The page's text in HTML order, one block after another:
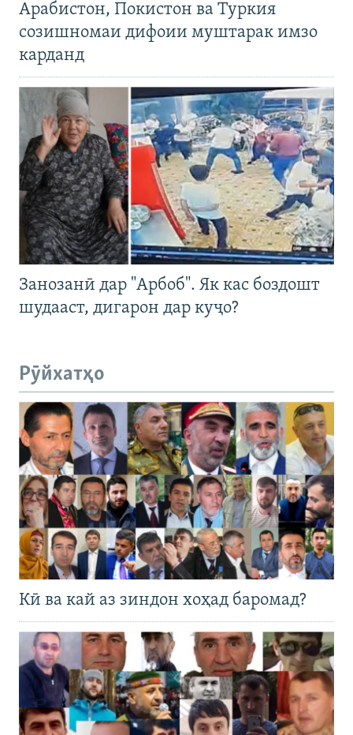
Арабистон, Покистон ва Туркия
созишномаи дифоии муштарак имзо
карданд
Занозанӣ дар "Арбоб". Як кас боздошт
шудааст, дигарон дар куҷо?
Рӯйхатҳо
Кӣ ва кай аз зиндон хоҳад баромад?